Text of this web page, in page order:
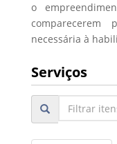
o
comparecerem
necessária à
Serviços